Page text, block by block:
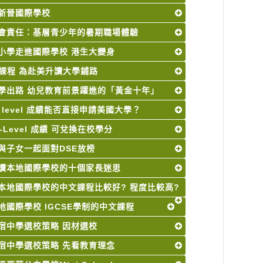
晉國際學校
責任：基層青少年的暑期職場體驗
學走進國際學校 港生大變身
程 為赴美升讀大學鋪路
出路 幼兒教育前景躍進的「黃金十年」
成績能否直接申請美國大學？
Level 成績 可兌換在校學分
子女一起面對DSE放榜
本地國際學校的十個家長迷思
地國際學校的中文課程比較好? 程度比較高?
國際學校 IGCSE學制的中文課程
中學選校策略 因材選校
中學選校策略 先看教育理念